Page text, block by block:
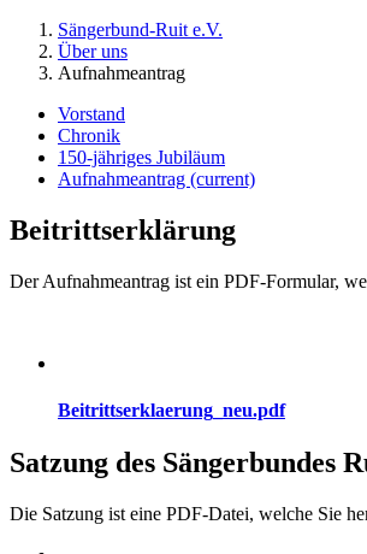
Sängerbund-Ruit e.V.
Über uns
Aufnahmeantrag
Vorstand
Chronik
150-jähriges Jubiläum
Aufnahmeantrag (current)
Beitrittserklärung
Der Aufnahmeantrag ist ein PDF-Formular,
Beitrittserklaerung_neu.pdf
Satzung des Sängerbundes
Die Satzung ist eine PDF-Datei, welche Sie